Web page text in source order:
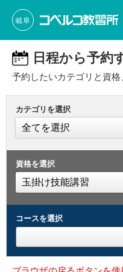
岐阜
日程から予約
予約したいカテゴリと資格
カテゴリを選択
資格を選択
コースを選択